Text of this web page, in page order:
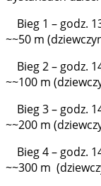
Bieg 1 – godz.
~~50 m
Bieg 2 – godz.
~~100 m
Bieg 3 – godz.
~~200 m
Bieg 4 – godz.
~~300 m